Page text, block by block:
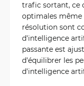
trafic sortant, ce
optimales même
résolution sont
d'intelligence
passante est
d'équilibrer les
d'intelligence